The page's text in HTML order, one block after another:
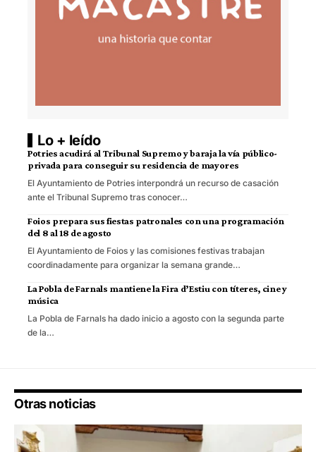
Lo + leído
Potries acudirá al Tribunal Supremo y baraja la vía público-
privada para conseguir su residencia de mayores
El Ayuntamiento de Potries interpondrá un recurso de casación
ante el Tribunal Supremo tras conocer…
Foios prepara sus fiestas patronales con una programación
del 8 al 18 de agosto
El Ayuntamiento de Foios y las comisiones festivas trabajan
coordinadamente para organizar la semana grande…
La Pobla de Farnals mantiene la Fira d’Estiu con títeres, cine y
música
La Pobla de Farnals ha dado inicio a agosto con la segunda parte
de la…
Otras noticias